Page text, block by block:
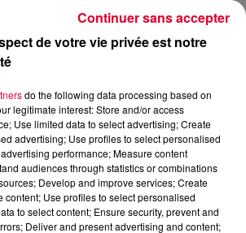
YELLOW, INVITÉS D'ANTOINE BADUEL !
2025 à 11h54
de votre vie privée est notre
do the following data processing based on
legitimate interest: Store and/or access
Use limited data to select advertising; Create
advertising; Use profiles to select personalised
performance; Measure content
audiences through statistics or combinations
Develop and improve services; Create
content; Use profiles to select personalised
to select content; Ensure security, prevent and
Deliver and present advertising and content;
Continuer sans accepter